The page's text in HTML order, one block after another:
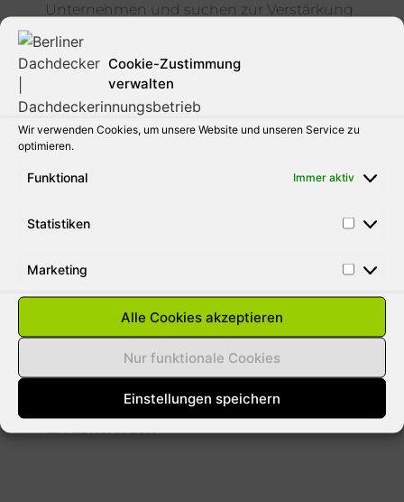
Cookie-Zustimmung
verwalten
Wir verwenden Cookies, um unsere Website und unseren Service zu
optimieren.
Funktional Immer aktiv
Statistiken
Marketing
Alle Cookies akzeptieren
Nur funktionale Cookies
Einstellungen speichern
Unternehmen und suchen zur Verstärkung
Dachdecker – Dach-, Wand- und
Abdichtungstechnik in Vollzeit.
31. AUGUST 2010
SCHNEELASTEN AUF DÄCHER
Aus gegebenen Anlass weisen wie darauf
hin das bei der momentanen Wetterlage
jeder Hausbesitzer für Schäden durch
meisten versicherungen
12. FEBRUAR 2010